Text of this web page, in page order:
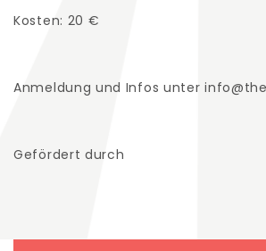
Kosten: 20 €
Anmeldung und Infos unter
Gefördert durch